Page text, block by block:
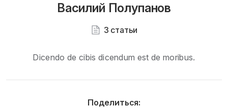
Василий Полупанов
3 статьи
Dicendo de cibis dicendum est de moribus.
Поделиться: